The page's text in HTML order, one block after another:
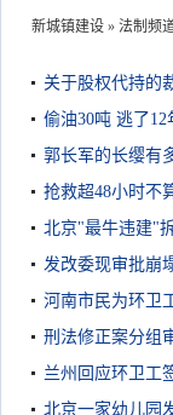
新城镇建设 » 法制频
关于股权代持的
偷油30吨 逃了
郭长军的长缨有
抢救超48小时不
北京"最牛违建"
发改委现审批崩
河南市民为环卫
刑法修正案分组
兰州回应环卫工
北京一家幼儿园